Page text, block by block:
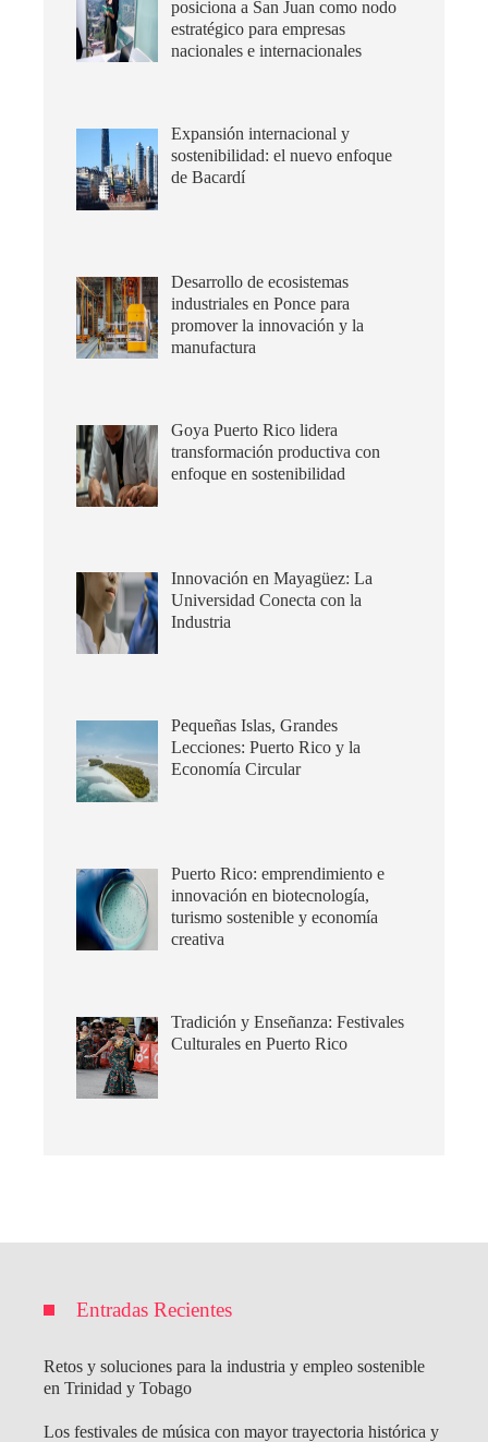
posiciona a San Juan como nodo
estratégico para empresas
nacionales e internacionales
Expansión internacional y
sostenibilidad: el nuevo enfoque
de Bacardí
Desarrollo de ecosistemas
industriales en Ponce para
promover la innovación y la
manufactura
Goya Puerto Rico lidera
transformación productiva con
enfoque en sostenibilidad
Innovación en Mayagüez: La
Universidad Conecta con la
Industria
Pequeñas Islas, Grandes
Lecciones: Puerto Rico y la
Economía Circular
Puerto Rico: emprendimiento e
innovación en biotecnología,
turismo sostenible y economía
creativa
Tradición y Enseñanza: Festivales
Culturales en Puerto Rico
Entradas Recientes
Retos y soluciones para la industria y empleo sostenible
en Trinidad y Tobago
Los festivales de música con mayor trayectoria histórica y